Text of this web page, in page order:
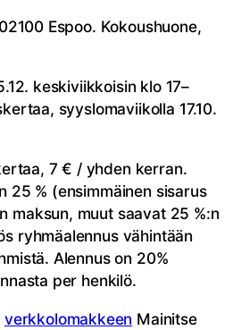
Espoo. Kokoushuone,
keskiviikkoisin klo 17–
syyslomaviikolla 17.10.
7 € / yhden kerran.
25 % (ensimmäinen sisarus
maksun, muut saavat 25 %:n
ryhmäalennus vähintään
Alennus on 20%
per henkilö.
verkkolomakkeen Mainitse